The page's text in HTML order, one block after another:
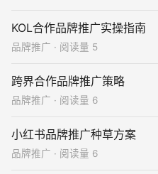
KOL合作品牌推广实操指南
品牌推广 · 阅读量 5
跨界合作品牌推广策略
品牌推广 · 阅读量 6
小红书品牌推广种草方案
品牌推广 · 阅读量 6